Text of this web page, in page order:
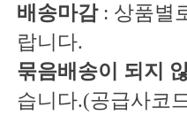
배송마감: 상품별
랍니다.
묶음배송이 되지
습니다.(공급사코